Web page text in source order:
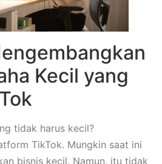
Kecil yang
tidak harus kecil?
TikTok. Mungkin saat ini
bisnis kecil. Namun, itu tidak